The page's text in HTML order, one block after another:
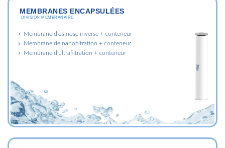
MEMBRANES ENCAPSULÉES
DIVISION MEMBRANAIRE
Membrane d'osmose inverse + conteneur
Membrane de nanofiltration + conteneur
Membrane d'ultrafiltration + conteneur